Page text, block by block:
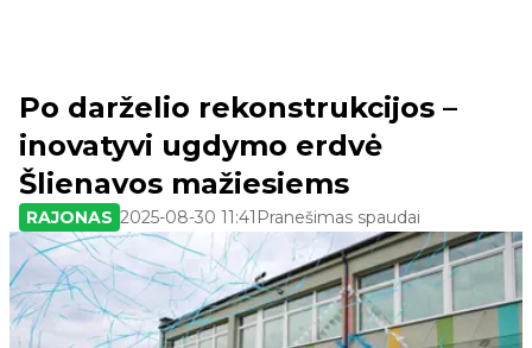
Po darželio rekonstrukcijos –
inovatyvi ugdymo erdvė
Šlienavos mažiesiems
RAJONAS 2025-08-30 11:41 Pranešimas spaudai